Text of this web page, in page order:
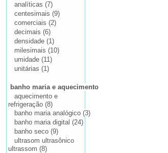
analíticas (7)
centesimais (9)
comerciais (2)
decimais (6)
densidade (1)
milesimais (10)
umidade (11)
unitárias (1)
banho maria e aquecimento
aquecimento e
refrigeração (8)
banho maria analógico (3)
banho maria digital (24)
banho seco (9)
ultrasom ultrasônico
ultrassom (8)